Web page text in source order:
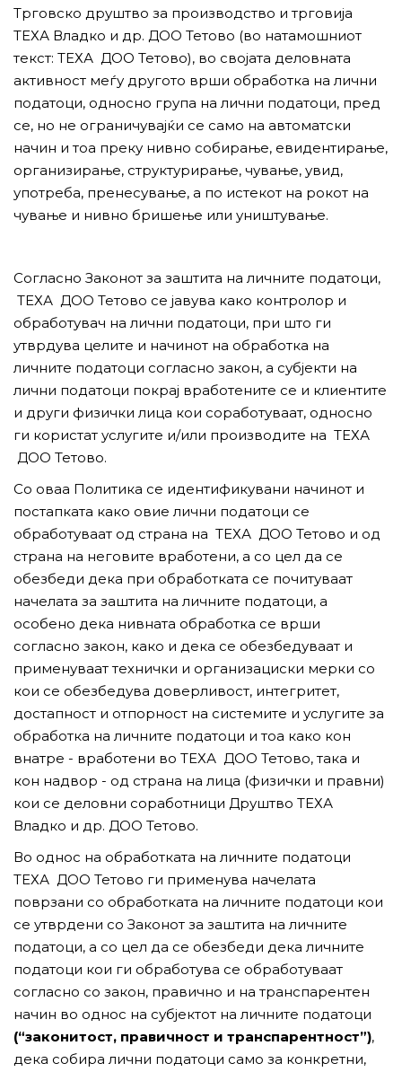
Трговско друштво за производство и трговија
ТЕХА Владко и др. ДОО Тетово (во натамошниот
текст: ТЕХА ДОО Тетово), во својата деловната
активност меѓу другото врши обработка на лични
податоци, односно група на лични податоци, пред
се, но не ограничувајќи се само на автоматски
начин и тоа преку нивно собирање, евидентирање,
организирање, структурирање, чување, увид,
употреба, пренесување, а по истекот на рокот на
чување и нивно бришење или уништување.
Согласно Законот за заштита на личните податоци,
ТЕХА ДОО Тетово се јавува како контролор и
обработувач на лични податоци, при што ги
утврдува целите и начинот на обработка на
личните податоци согласно закон, а субјекти на
лични податоци покрај вработените се и клиентите
и други физички лица кои соработуваат, односно
ги користат услугите и/или производите на ТЕХА
ДОО Тетово.
Со оваа Политика се идентификувани начинот и
постапката како овие лични податоци се
обработуваат од страна на ТЕХА ДОО Тетово и од
страна на неговите вработени, а со цел да се
обезбеди дека при обработката се почитуваат
начелата за заштита на личните податоци, а
особено дека нивната обработка се врши
согласно закон, како и дека се обезбедуваат и
применуваат технички и организациски мерки со
кои се обезбедува доверливост, интегритет,
достапност и отпорност на системите и услугите за
обработка на личните податоци и тоа како кон
внатре - вработени во ТЕХА ДОО Тетово, така и
кон надвор - од страна на лица (физички и правни)
кои се деловни соработници Друштво ТЕХА
Владко и др. ДОО Тетово.
Во однос на обработката на личните податоци
ТЕХА ДОО Тетово ги применува начелата
поврзани со обработката на личните податоци кои
се утврдени со Законот за заштита на личните
податоци, а со цел да се обезбеди дека личните
податоци кои ги обработува се обработуваат
согласно со закон, правично и на транспарентен
начин во однос на субјектот на личните податоци
(“законитост, правичност и транспарентност”),
дека собира лични податоци само за конкретни,